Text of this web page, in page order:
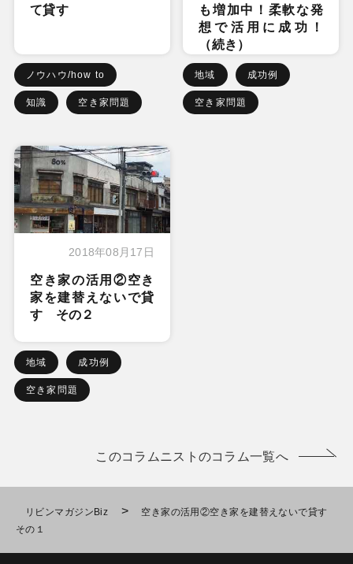
て貸す
ノウハウ/how to
知識 空き家問題
も増加中！柔軟な発
想で活用に成功！
（続き）
地域 成功例
空き家問題
2018年08月17日
空き家の活用②空き
家を建替えないで貸
す その２
地域 成功例
空き家問題
このコラムニストのコラム一覧へ
リビンマガジンBiz >
空き家の活用②空き家を建替えないで貸す
その１